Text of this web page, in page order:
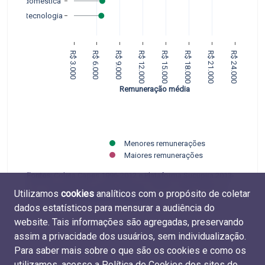
R$ 3.000 R$ 6.000 R$ 9.000 R$ 12.000 R$ 15.000 R$ 18.000 R$ 21.000 R$ 24.000
Biotecnologia
Menores remunerações
Maiores remunerações
Remuneração média
Fontes:Coleta Capes 1996-2012 e Plataforma Sucupira 2013-
CGEE. TabelasM.REM.08eD.REM.04.
Utilizamos cookies analíticos com o propósito de coletar
dados estatísticos para mensurar a audiência do
website. Tais informações são agregadas, preservando
assim a privacidade dos usuários, sem individualização.
Para saber mais sobre o que são os cookies e como os